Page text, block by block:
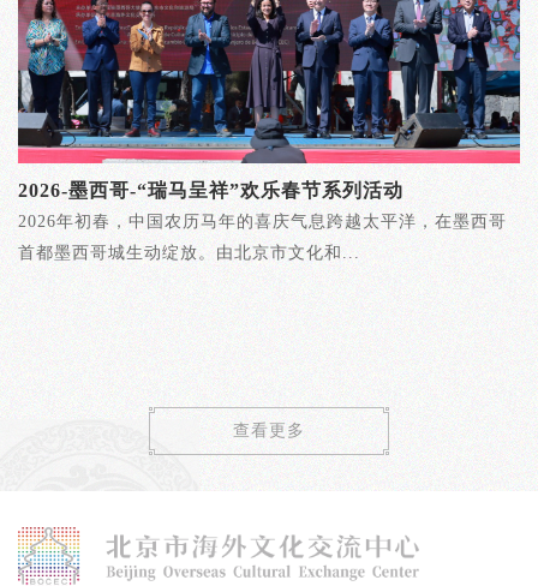
2026-墨西哥-“瑞马呈祥”欢乐春节系列活动
2026年初春，中国农历马年的喜庆气息跨越太平洋，在墨西哥
首都墨西哥城生动绽放。由北京市文化和...
查看更多